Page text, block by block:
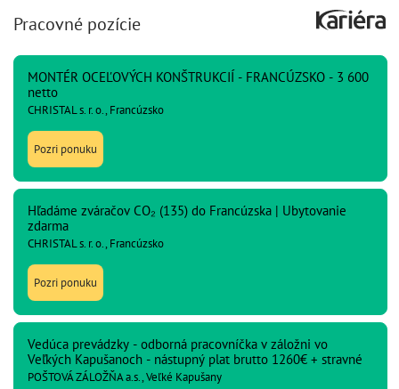
Pracovné pozície
MONTÉR OCEĽOVÝCH KONŠTRUKCIÍ - FRANCÚZSKO - 3 600
netto
CHRISTAL s. r. o., Francúzsko
Pozri ponuku
Hľadáme zváračov CO₂ (135) do Francúzska | Ubytovanie
zdarma
CHRISTAL s. r. o., Francúzsko
Pozri ponuku
Vedúca prevádzky - odborná pracovníčka v záložni vo
Veľkých Kapušanoch - nástupný plat brutto 1260€ + stravné
POŠTOVÁ ZÁLOŽŇA a.s., Veľké Kapušany